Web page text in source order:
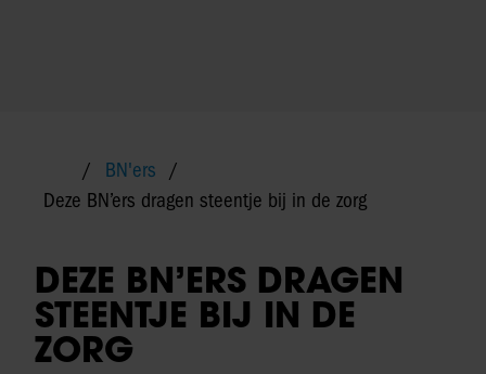
BN'ers
Deze BN’ers dragen steentje bij in de zorg
DEZE BN’ERS DRAGEN
STEENTJE BIJ IN DE
ZORG